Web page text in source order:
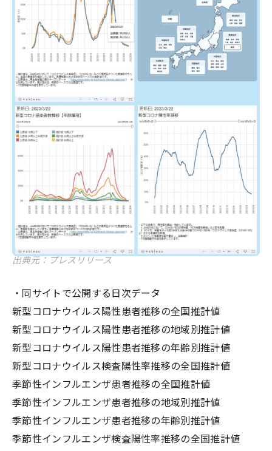
出典元：プレスリリース
・同サイトで公開する日次データ
新型コロナウイルス陽性患者推移の全国推計値
新型コロナウイルス陽性患者推移の地域別推計値
新型コロナウイルス陽性患者推移の年齢別推計値
新型コロナウイルス検査陽性率推移の全国推計値
季節性インフルエンザ患者推移の全国推計値
季節性インフルエンザ患者推移の地域別推計値
季節性インフルエンザ患者推移の年齢別推計値
季節性インフルエンザ検査陽性率推移の全国推計値